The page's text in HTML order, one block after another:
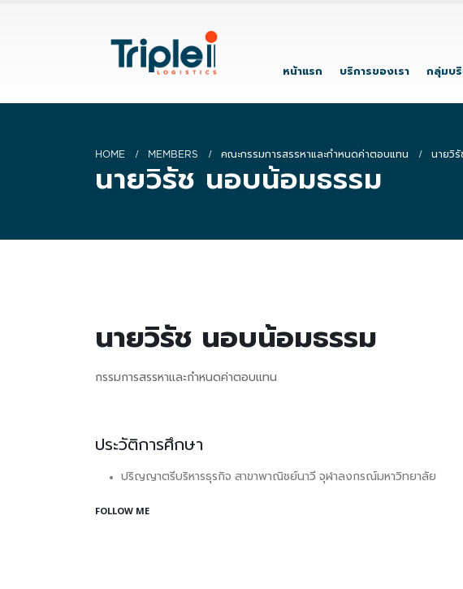
หน้าแรก บริการของเรา กลุ่มบ
HOME MEMBERS คณะกรรมการสรรหาและกำหนดค่าตอบแทน นายวิ
นายวิรัช นอบน้อมธรรม
นายวิรัช นอบน้อมธรรม
กรรมการสรรหาและกำหนดค่าตอบแทน
ประวัติการศึกษา
ปริญญาตรีบริหารธุรกิจ สาขาพาณิชย์นาวี จุฬาลงกรณ์มหาวิทยาลัย
FOLLOW ME